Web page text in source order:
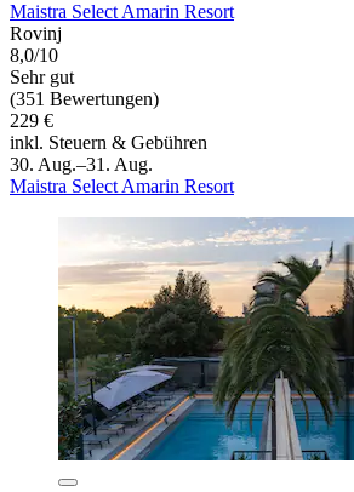
Maistra Select Amarin Resort
Rovinj
8,0/10
Sehr gut
(351 Bewertungen)
229 €
inkl. Steuern & Gebühren
30. Aug.–31. Aug.
Maistra Select Amarin Resort